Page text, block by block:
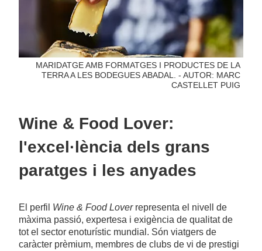
MARIDATGE AMB FORMATGES I PRODUCTES DE LA
TERRA A LES BODEGUES ABADAL. - AUTOR: MARC
CASTELLET PUIG
Wine & Food Lover:
l'excel·lència dels grans
paratges i les anyades
El perfil Wine & Food Loverrepresenta el nivell de
màxima passió, expertesa i exigència de qualitat de
tot el sector enoturístic mundial. Són viatgers de
caràcter prèmium, membres de clubs de vi de prestigi